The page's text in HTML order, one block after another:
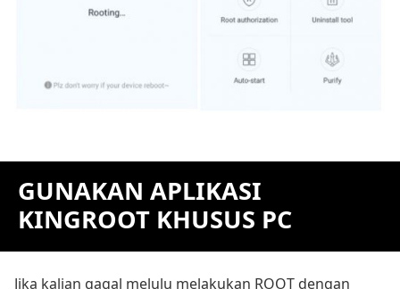
GUNAKAN APLIKASI
KINGROOT KHUSUS PC
Jika kalian gagal melulu melakukan ROOT dengan